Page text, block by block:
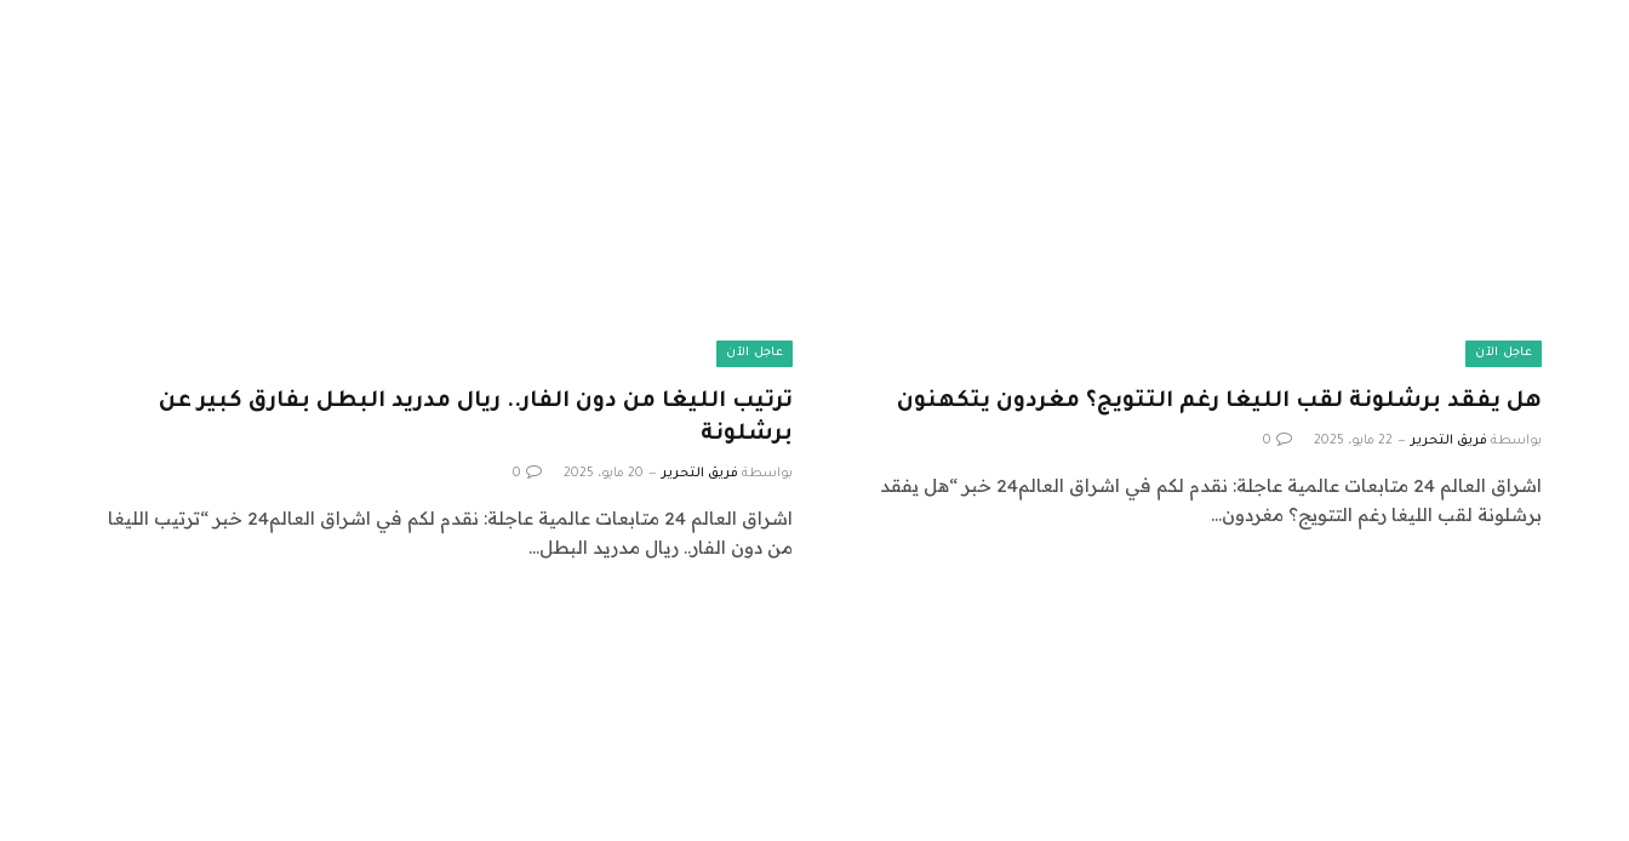
عاجل الآن
هل يفقد برشلونة لقب الليغا رغم التتويج؟ مغردون يتكهنون
بواسطة فريق التحرير 22 مايو، 2025 0
اشراق العالم 24 متابعات عالمية عاجلة: نقدم لكم في اشراق العالم24 خبر “هل يفقد
برشلونة لقب الليغا رغم التتويج؟ مغردون…
عاجل الآن
ترتيب الليغا من دون الفار.. ريال مدريد البطل بفارق كبير عن
برشلونة
بواسطة فريق التحرير 20 مايو، 2025 0
اشراق العالم 24 متابعات عالمية عاجلة: نقدم لكم في اشراق العالم24 خبر “ترتيب الليغا
من دون الفار.. ريال مدريد البطل…